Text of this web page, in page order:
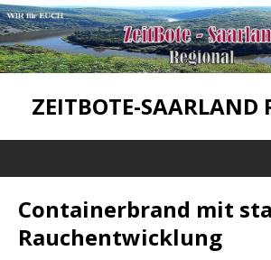
ZEITBOTE-SAARLAND
Containerbrand mit
Rauchentwicklung